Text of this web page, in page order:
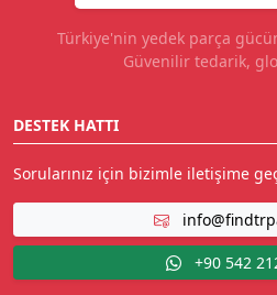
Türkiye'nin yedek parça
Güvenilir tedarik,
DESTEK HATTI
Sorularınız için bizimle iletişime
+90 542